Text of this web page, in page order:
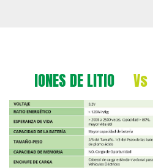
IONES DE LITIO Vs